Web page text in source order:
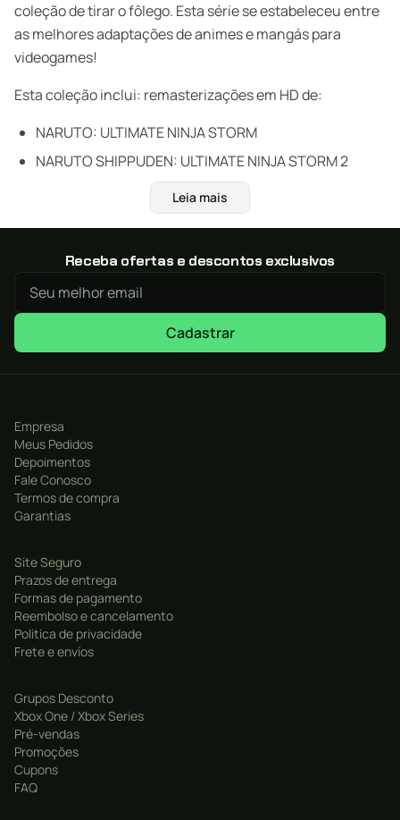
coleção de tirar o fôlego. Esta série se estabeleceu entre
as melhores adaptações de animes e mangás para
videogames!
Esta coleção inclui: remasterizações em HD de:
NARUTO: ULTIMATE NINJA STORM
NARUTO SHIPPUDEN: ULTIMATE NINJA STORM 2
NARUTO SHIPPUDEN: ULTIMATE NINJA STORM 3 FULL
ROAD TO BORUTO.
Leia mais
Receba ofertas e descontos exclusivos
Cadastrar
Empresa
Meus Pedidos
Depoimentos
Fale Conosco
Termos de compra
Garantias
Site Seguro
Prazos de entrega
Formas de pagamento
Reembolso e cancelamento
Politica de privacidade
Frete e envíos
Grupos Desconto
Xbox One / Xbox Series
Pré-vendas
Promoções
Cupons
FAQ